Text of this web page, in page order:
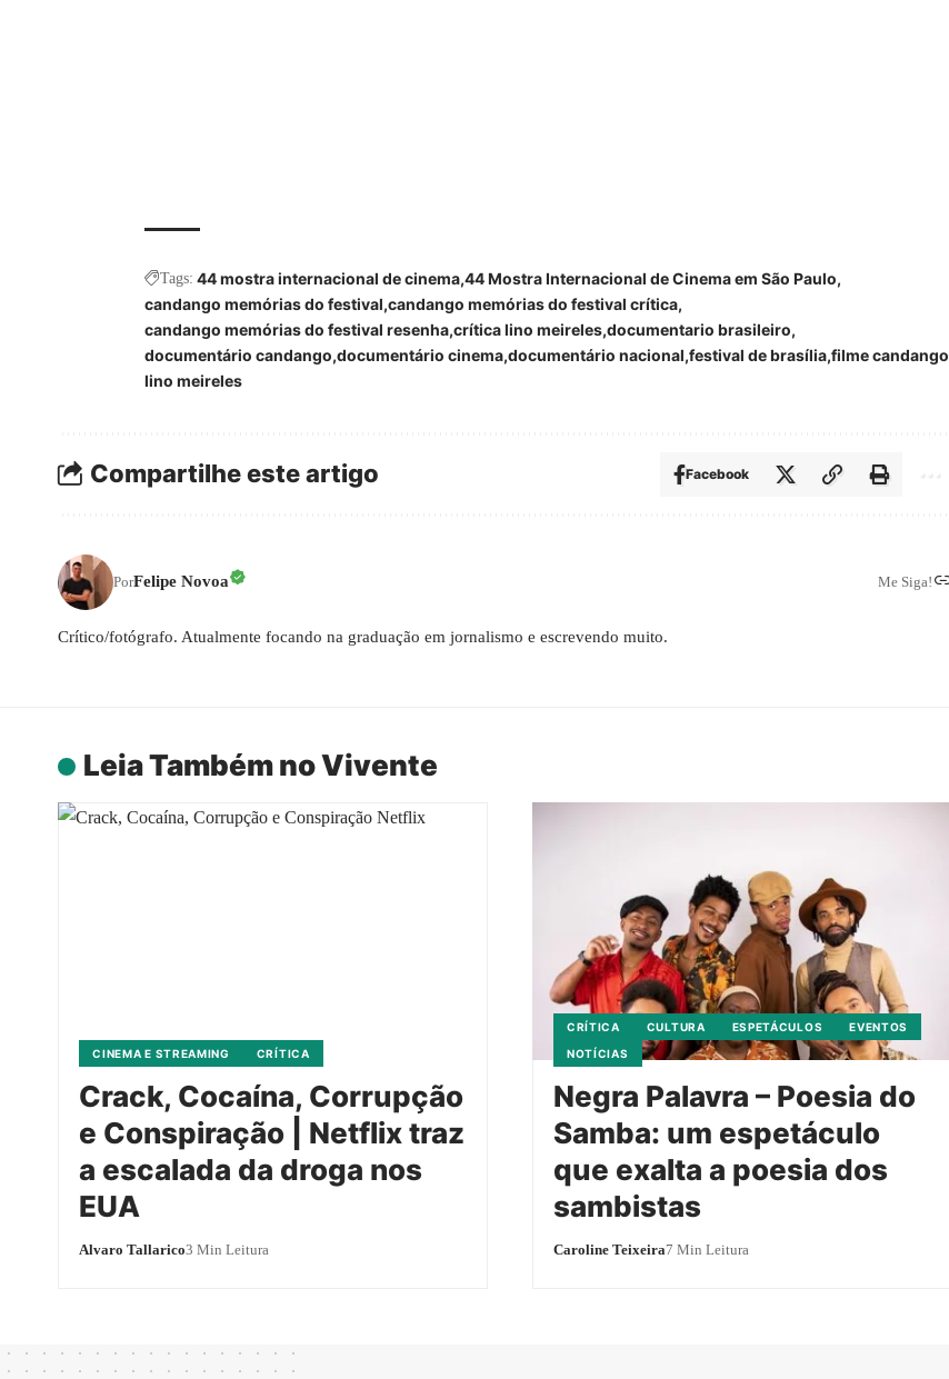
Tags: 44 mostra internacional de cinema 44 Mostra Internacional de Cinema em São Paulo
candango memórias do festival candango memórias do festival crítica
candango memórias do festival resenha crítica lino meireles documentario brasileiro
documentário candango documentário cinema documentário nacional festival de brasília filme candango
lino meireles
Compartilhe este artigo Facebook
PorFelipe Novoa Me Siga!
Crítico/fotógrafo. Atualmente focando na graduação em jornalismo e escrevendo muito.
Leia Também no Vivente
CINEMA E STREAMING CRÍTICA
Crack, Cocaína, Corrupção
e Conspiração | Netflix traz
a escalada da droga nos
EUA
Alvaro Tallarico3 Min Leitura
CRÍTICA CULTURA ESPETÁCULOS
EVENTOS
NOTÍCIAS
Negra Palavra – Poesia do
Samba: um espetáculo
que exalta a poesia dos
sambistas
Caroline Teixeira7 Min Leitura